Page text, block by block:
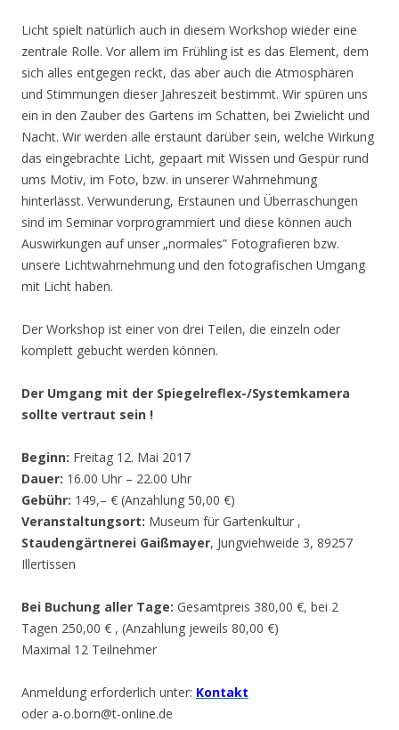
Licht spielt natürlich auch in diesem Workshop wieder eine
zentrale Rolle. Vor allem im Frühling ist es das Element, dem
sich alles entgegen reckt, das aber auch die Atmosphären
und Stimmungen dieser Jahreszeit bestimmt. Wir spüren uns
ein in den Zauber des Gartens im Schatten, bei Zwielicht und
Nacht. Wir werden alle erstaunt darüber sein, welche Wirkung
das eingebrachte Licht, gepaart mit Wissen und Gespür rund
ums Motiv, im Foto, bzw. in unserer Wahrnehmung
hinterlässt. Verwunderung, Erstaunen und Überraschungen
sind im Seminar vorprogrammiert und diese können auch
Auswirkungen auf unser „normales” Fotografieren bzw.
unsere Lichtwahrnehmung und den fotografischen Umgang
mit Licht haben.
Der Workshop ist einer von drei Teilen, die einzeln oder
komplett gebucht werden können.
Der Umgang mit der Spiegelreflex-/Systemkamera
sollte vertraut sein !
Beginn: Freitag 12. Mai 2017
Dauer: 16.00 Uhr – 22.00 Uhr
Gebühr: 149,– € (Anzahlung 50,00 €)
Veranstaltungsort: Museum für Gartenkultur ,
Staudengärtnerei Gaißmayer, Jungviehweide 3, 89257
Illertissen
Bei Buchung aller Tage: Gesamtpreis 380,00 €, bei 2
Tagen 250,00 € , (Anzahlung jeweils 80,00 €)
Maximal 12 Teilnehmer
Anmeldung erforderlich unter: Kontakt
oder a-o.born@t-online.de